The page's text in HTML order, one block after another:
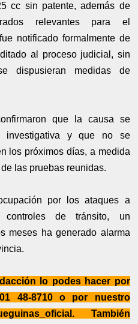
cc sin patente, además de
relevantes para el
notificado formalmente de
al proceso judicial, sin
dispusieran medidas de
que la causa se
investigativa y que no se
los próximos días, a medida
las pruebas reunidas.
por los ataques a
controles de tránsito, un
meses ha generado alarma
lo podes hacer por
48-8710 o por nuestro
También